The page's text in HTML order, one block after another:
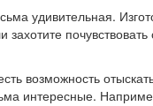
удивительная.
возможность
интересные.